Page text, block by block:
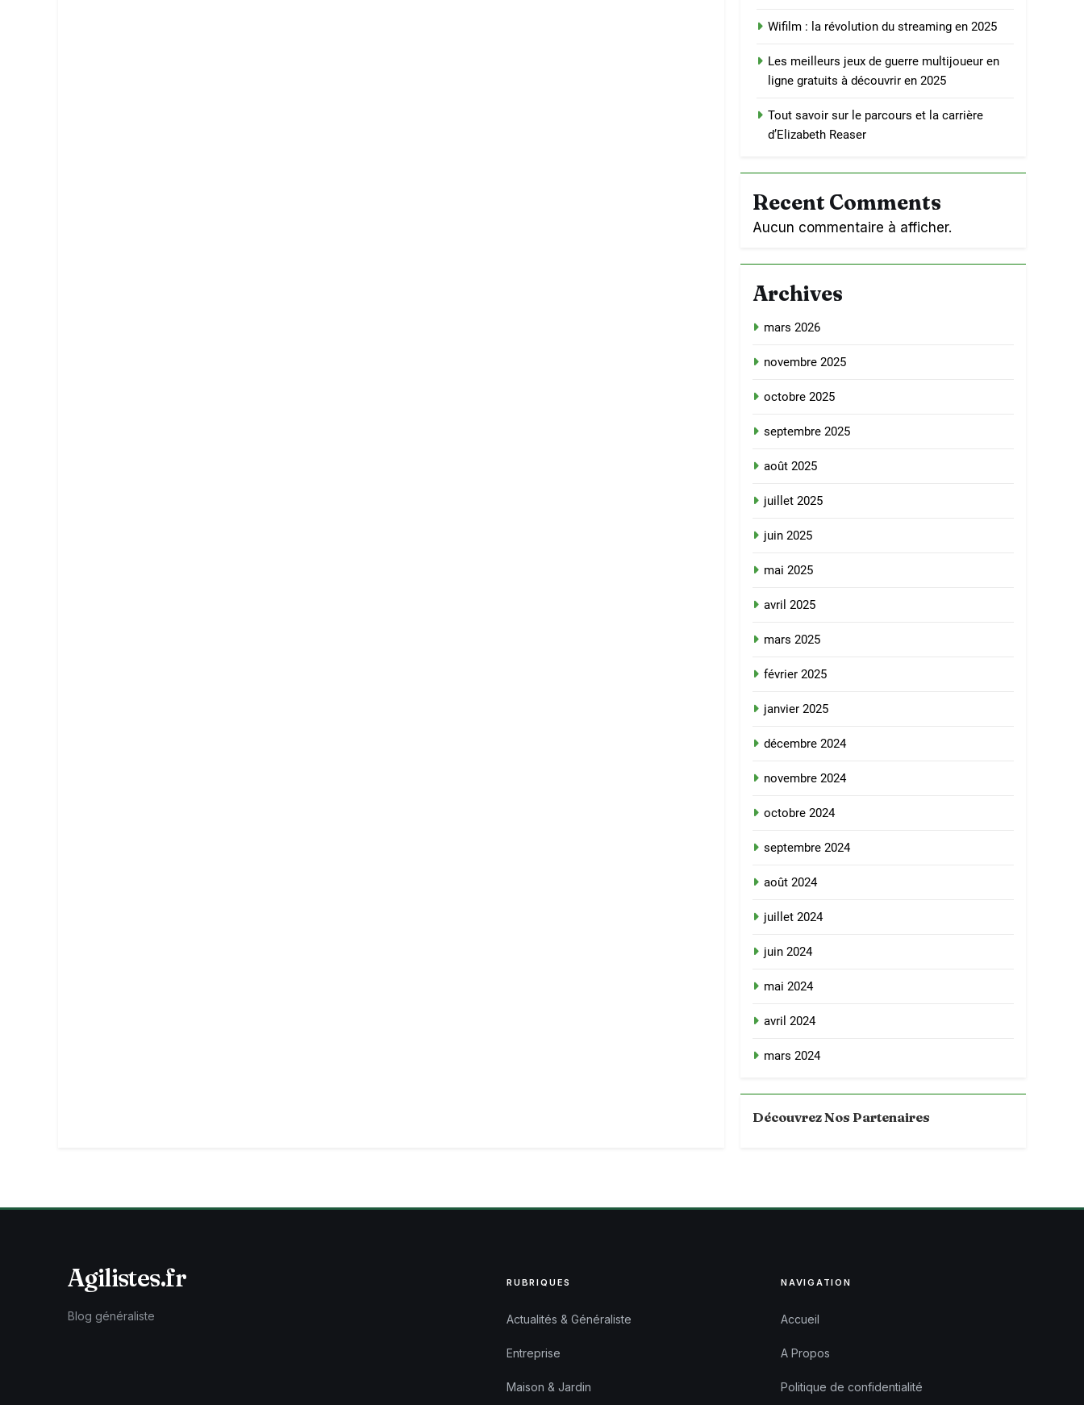
Wifilm : la révolution du streaming en 2025
Les meilleurs jeux de guerre multijoueur en
ligne gratuits à découvrir en 2025
Tout savoir sur le parcours et la carrière
d’Elizabeth Reaser
Recent Comments
Aucun commentaire à afficher.
Archives
mars 2026
novembre 2025
octobre 2025
septembre 2025
août 2025
juillet 2025
juin 2025
mai 2025
avril 2025
mars 2025
février 2025
janvier 2025
décembre 2024
novembre 2024
octobre 2024
septembre 2024
août 2024
juillet 2024
juin 2024
mai 2024
avril 2024
mars 2024
Découvrez Nos Partenaires
Agilistes.fr
Blog généraliste
RUBRIQUES
Actualités & Généraliste
Entreprise
Maison & Jardin
NAVIGATION
Accueil
A Propos
Politique de confidentialité